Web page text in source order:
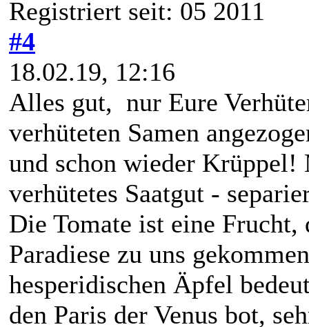
Registriert seit: 05 2011
#4
18.02.19, 12:16
Alles gut, nur Eure
verhüteten Samen
und schon wieder
verhütetes Saatgut -
Die Tomate ist eine
Paradiese zu uns
hesperidischen Äpfel
den Paris der Venus bot,